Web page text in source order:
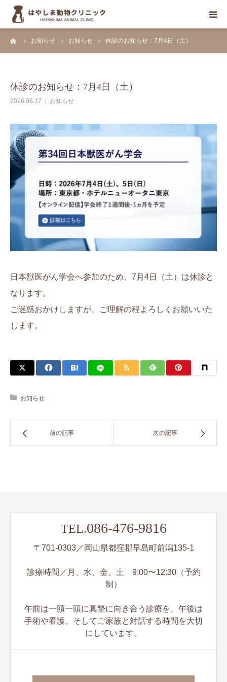
お知らせ お知らせ 休診のお知らせ：7月4日（土）
休診のお知らせ：7月4日（土）
2026.06.17 お知らせ
日本獣医がん学会へ参加のため、7月4日（土）は休診と
なります。
ご迷惑おかけしますが、ご理解の程よろしくお願いいた
します。
お知らせ
前の記事 次の記事
TEL.086-476-9816
〒701-0303／岡山県都窪郡早島町前潟135-1
診療時間／月、水、金、土 9:00〜12:30（予約
制）
午前は一頭一頭に真摯に向き合う診療を、午後は
手術や看護、そしてご家族と対話する時間を大切
にしています。
初めての方へ
診療案内
診療科目
お知らせ
医療関係者の方々へ
診療予約